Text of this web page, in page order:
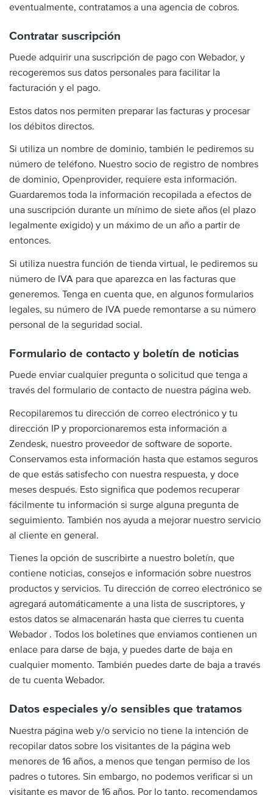
eventualmente, contratamos a una agencia de cobros.
Contratar suscripción
Puede adquirir una suscripción de pago con Webador, y
recogeremos sus datos personales para facilitar la
facturación y el pago.
Estos datos nos permiten preparar las facturas y procesar
los débitos directos.
Si utiliza un nombre de dominio, también le pediremos su
número de teléfono. Nuestro socio de registro de nombres
de dominio, Openprovider, requiere esta información.
Guardaremos toda la información recopilada a efectos de
una suscripción durante un mínimo de siete años (el plazo
legalmente exigido) y un máximo de un año a partir de
entonces.
Si utiliza nuestra función de tienda virtual, le pediremos su
número de IVA para que aparezca en las facturas que
generemos. Tenga en cuenta que, en algunos formularios
legales, su número de IVA puede remontarse a su número
personal de la seguridad social.
Formulario de contacto y boletín de noticias
Puede enviar cualquier pregunta o solicitud que tenga a
través del formulario de contacto de nuestra página web.
Recopilaremos tu dirección de correo electrónico y tu
dirección IP y proporcionaremos esta información a
Zendesk, nuestro proveedor de software de soporte.
Conservamos esta información hasta que estamos seguros
de que estás satisfecho con nuestra respuesta, y doce
meses después. Esto significa que podemos recuperar
fácilmente tu información si surge alguna pregunta de
seguimiento. También nos ayuda a mejorar nuestro servicio
al cliente en general.
Tienes la opción de suscribirte a nuestro boletín, que
contiene noticias, consejos e información sobre nuestros
productos y servicios. Tu dirección de correo electrónico se
agregará automáticamente a una lista de suscriptores, y
estos datos se almacenarán hasta que cierres tu cuenta
Webador . Todos los boletines que enviamos contienen un
enlace para darse de baja, y puedes darte de baja en
cualquier momento. También puedes darte de baja a través
de tu cuenta Webador.
Datos especiales y/o sensibles que tratamos
Nuestra página web y/o servicio no tiene la intención de
recopilar datos sobre los visitantes de la página web
menores de 16 años, a menos que tengan permiso de los
padres o tutores. Sin embargo, no podemos verificar si un
visitante es mayor de 16 años. Por lo tanto, recomendamos